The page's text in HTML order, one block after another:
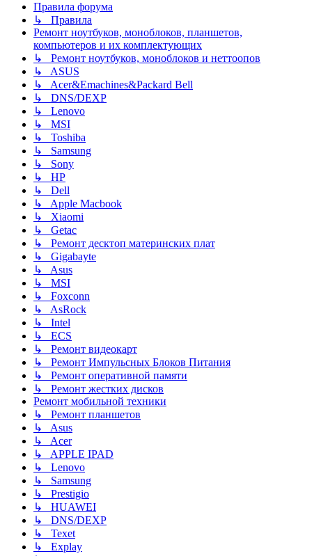
Правила форума
↳ Правила
Ремонт ноутбуков, моноблоков, планшетов,
компьютеров и их комплектующих
↳ Ремонт ноутбуков, моноблоков и неттоопов
↳ ASUS
↳ Acer&Emachines&Packard Bell
↳ DNS/DEXP
↳ Lenovo
↳ MSI
↳ Toshiba
↳ Samsung
↳ Sony
↳ HP
↳ Dell
↳ Apple Macbook
↳ Xiaomi
↳ Getac
↳ Ремонт десктоп материнских плат
↳ Gigabayte
↳ Asus
↳ MSI
↳ Foxconn
↳ AsRock
↳ Intel
↳ ECS
↳ Ремонт видеокарт
↳ Ремонт Импульсных Блоков Питания
↳ Ремонт оперативной памяти
↳ Ремонт жестких дисков
Ремонт мобильной техники
↳ Ремонт планшетов
↳ Asus
↳ Acer
↳ APPLE IPAD
↳ Lenovo
↳ Samsung
↳ Prestigio
↳ HUAWEI
↳ DNS/DEXP
↳ Texet
↳ Explay